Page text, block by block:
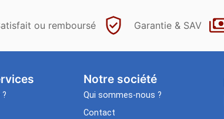
ou remboursé Garantie & SAV
?
Notre société
Qui sommes-nous ?
Contact